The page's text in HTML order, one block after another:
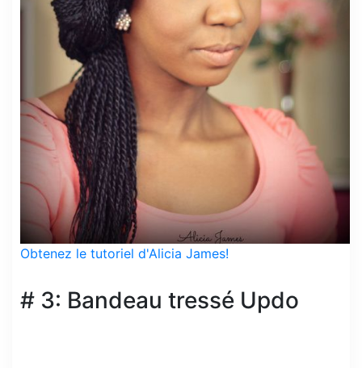
Obtenez le tutoriel d'Alicia James!
# 3: Bandeau tressé Updo